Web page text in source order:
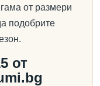
от размери
подобрите
от